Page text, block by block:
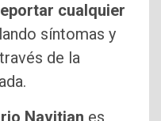
cualquier
síntomas y
de la